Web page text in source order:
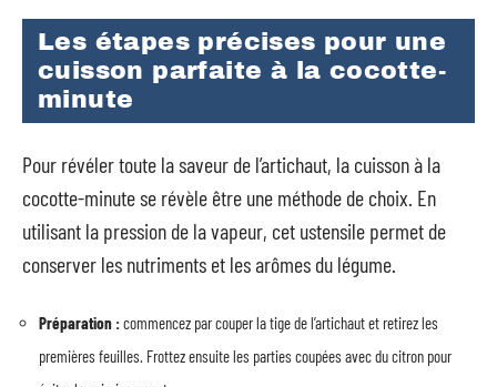
Les étapes précises pour une
cuisson parfaite à la cocotte-
minute
Pour révéler toute la saveur de l’artichaut, la cuisson à la
cocotte-minute se révèle être une méthode de choix. En
utilisant la pression de la vapeur, cet ustensile permet de
conserver les nutriments et les arômes du légume.
Préparation :commencez par couper la tige de l’artichaut et retirez les
premières feuilles. Frottez ensuite les parties coupées avec du citron pour